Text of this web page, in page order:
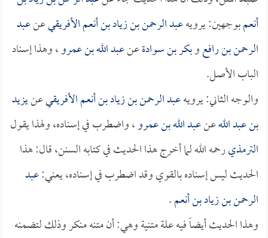
أنعمبوجهين: يرويهعبد الرحمن بن زياد بن أنعم الأفريقيعنعبد
الرحمن بن رافعوبكر بن سوادةعنعبد الله بن عمرو، وهذا إسناد
الباب الأصل.
والوجه الثاني: يرويهعبد الرحمن بن زياد بن أنعم الأفريقيعنيزيد
بن عبد اللهعنعبد الله بن عمرو، واضطرب في إسناده، ولهذا يقول
الترمذيرحمه الله لما أخرج هذا الحديث في كتابه السنن، قال: هذا
الحديث ليس إسناده بالقوي وقد اضطرب في إسناده، يعني:عبد
الرحمن بن زياد بن أنعم.
وهذا الحديث أيضاً فيه علة متنية وهي: أن متنه منكر وذلك لتضمنه